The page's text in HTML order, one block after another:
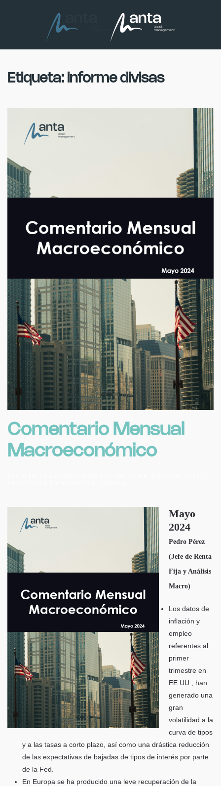
Skip to main content
Etiqueta: informe divisas
Comentario Mensual
Macroeconómico
Mayo
2024
Pedro Pérez
(Jefe de Renta
Fija y Análisis
Macro)
Los datos de
inflación y
empleo
referentes al
primer
trimestre en
EE.UU., han
generado una
gran
volatilidad a la
curva de tipos
y a las tasas a corto plazo, así como una drástica reducción
de las expectativas de bajadas de tipos de interés por parte
de la Fed.
En Europa se ha producido una leve recuperación de la